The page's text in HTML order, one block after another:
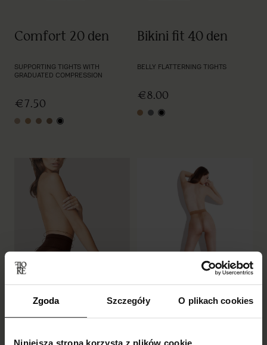
Zgoda Szczegóły O plikach cookies
Comfort 20 den
SUPPORTING TIGHTS WITH
GRADUATED COMPRESSION
€7.50
nudelight natural
natural
tanblack
Bikini fit 40 den
BELLY FLATTERNING TIGHTS
€8.00
light natural
graphite
black